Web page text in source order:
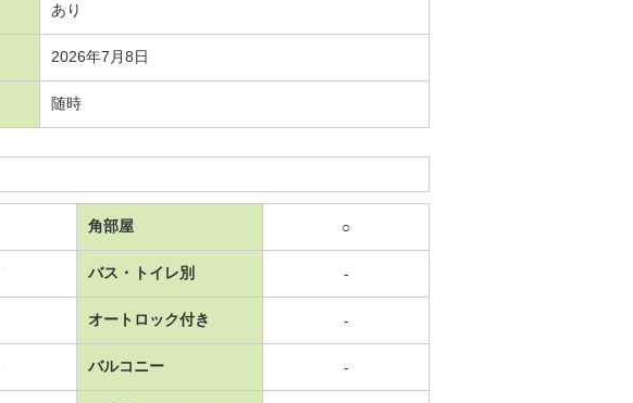
あり
2026年7月8日
随時
角部屋 ○
バス・トイレ別 -
オートロック付き -
バルコニー -